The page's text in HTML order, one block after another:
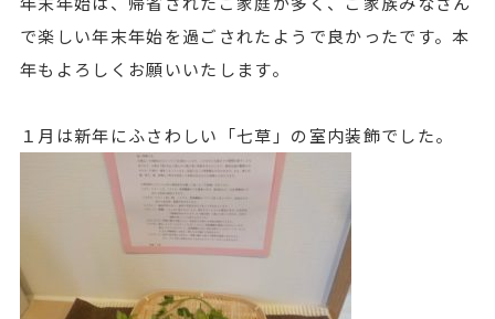
で楽しい年末年始を過ごされたようで良かったです。本
年もよろしくお願いいたします。
１月は新年にふさわしい「七草」の室内装飾でした。